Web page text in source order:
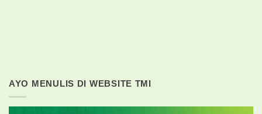
AYO MENULIS DI WEBSITE TMI